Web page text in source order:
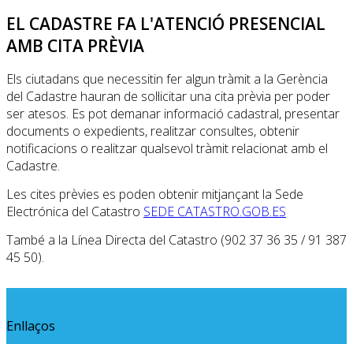
EL CADASTRE FA L'ATENCIÓ PRESENCIAL
AMB CITA PRÈVIA
Els ciutadans que necessitin fer algun tràmit a la Gerència
del Cadastre hauran de sol·licitar una cita prèvia per poder
ser atesos. Es pot demanar informació cadastral, presentar
documents o expedients, realitzar consultes, obtenir
notificacions o realitzar qualsevol tràmit relacionat amb el
Cadastre.
Les cites prèvies es poden obtenir mitjançant la Sede
Electrónica del Catastro SEDE CATASTRO.GOB.ES
També a la Línea Directa del Catastro (902 37 36 35 / 91 387
45 50).
Enllaços